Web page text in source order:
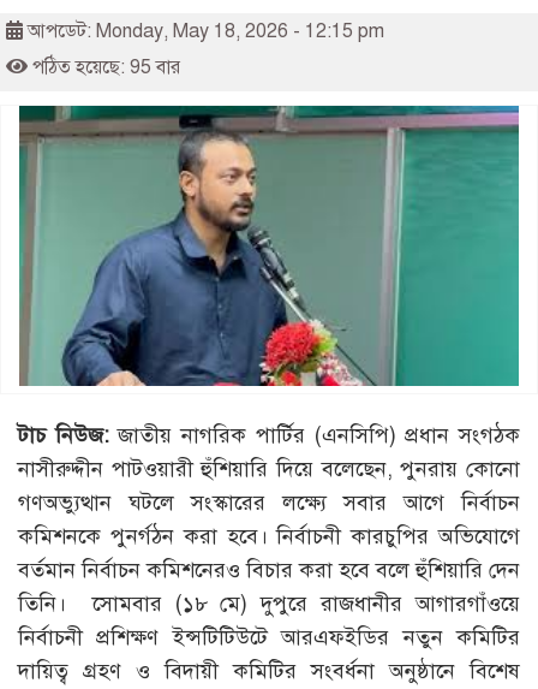
আপডেট: Monday, May 18, 2026 - 12:15 pm
পঠিত হয়েছে: 95 বার
টাচ নিউজ:জাতীয় নাগরিক পার্টির (এনসিপি) প্রধান সংগঠক
নাসীরুদ্দীন পাটওয়ারী হুঁশিয়ারি দিয়ে বলেছেন, পুনরায় কোনো
গণঅভ্যুত্থান ঘটলে সংস্কারের লক্ষ্যে সবার আগে নির্বাচন
কমিশনকে পুনর্গঠন করা হবে। নির্বাচনী কারচুপির অভিযোগে
বর্তমান নির্বাচন কমিশনেরও বিচার করা হবে বলে হুঁশিয়ারি দেন
তিনি। ‎ ‎সোমবার (১৮ মে) দুপুরে রাজধানীর আগারগাঁওয়ে
নির্বাচনী প্রশিক্ষণ ইন্সটিটিউটে আরএফইডির নতুন কমিটির
দায়িত্ব গ্রহণ ও বিদায়ী কমিটির সংবর্ধনা অনুষ্ঠানে বিশেষ